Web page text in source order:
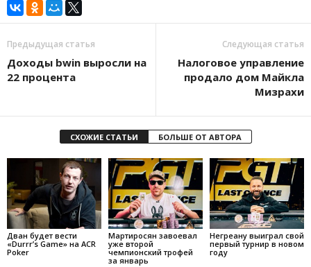
Предыдущая статья
Доходы bwin выросли на
22 процента
Следующая статья
Налоговое управление
продало дом Майкла
Мизрахи
СХОЖИЕ СТАТЬИ БОЛЬШЕ ОТ АВТОРА
Дван будет вести
«Durrr’s Game» на ACR
Poker
Мартиросян завоевал
уже второй
чемпионский трофей
за январь
Негреану выиграл свой
первый турнир в новом
году